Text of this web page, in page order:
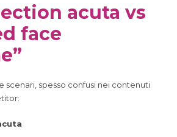
acuta vs
face
scenari, spesso confusi nei contenuti